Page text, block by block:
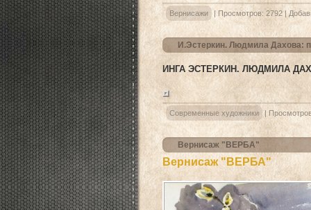
Вернисажи | Просмотров: 2792 |
И.Эстеркин. Людмила Дахова:
ИНГА ЭСТЕРКИН. ЛЮДМИЛА
Современные художники |
Вернисаж "ВЕРБА"
Вернисаж "ВЕРБА"